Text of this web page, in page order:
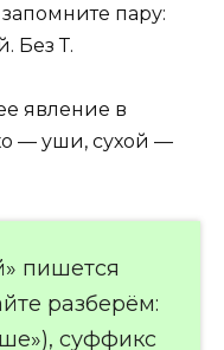
пару:
Без Т.
явление в
— уши, сухой —
пишется
разберём:
суффикс